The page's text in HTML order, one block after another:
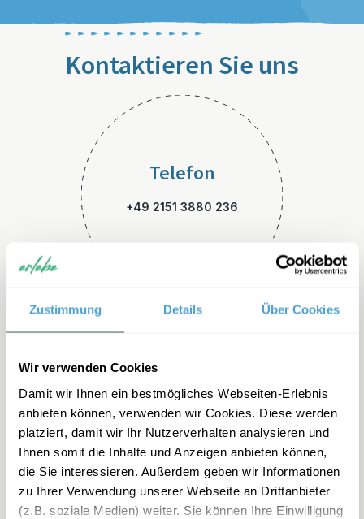
Zustimmung Details Über Cookies
Wir verwenden Cookies
Damit wir Ihnen ein bestmögliches Webseiten-Erlebnis
anbieten können, verwenden wir Cookies. Diese werden
platziert, damit wir Ihr Nutzerverhalten analysieren und
Ihnen somit die Inhalte und Anzeigen anbieten können,
die Sie interessieren. Außerdem geben wir Informationen
zu Ihrer Verwendung unserer Webseite an Drittanbieter
(z.B. soziale Medien) weiter. Sie können Ihre Einwilligung
Kontaktieren Sie uns
Telefon
+49 2151 3880 236
E-Mail
kanada-familienreisen@erleb
e.de